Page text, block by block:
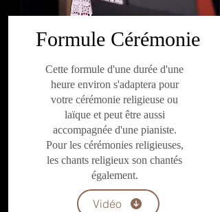
Formule Cérémonie
Cette formule d'une durée d'une
heure environ s'adaptera pour
votre cérémonie religieuse ou
laïque et peut être aussi
accompagnée d'une pianiste.
Pour les cérémonies religieuses,
les chants religieux son chantés
également.
Vidéo